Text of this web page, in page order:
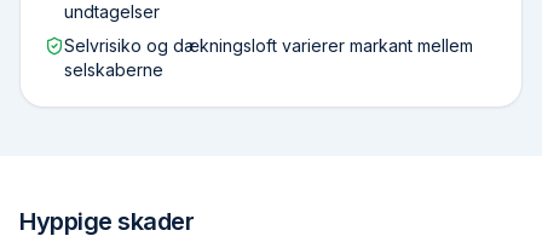
undtagelser
Selvrisiko og dækningsloft varierer markant mellem
selskaberne
Hyppige skader